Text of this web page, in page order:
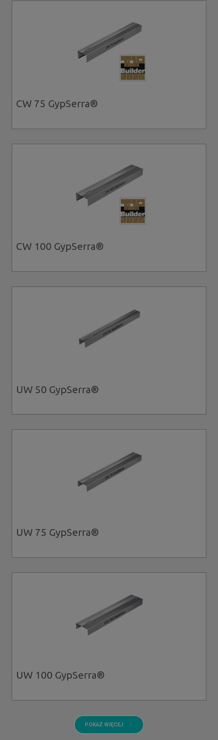
CW 75 GypSerra®
CW 100 GypSerra®
UW 50 GypSerra®
UW 75 GypSerra®
UW 100 GypSerra®
POKAŻ WIĘCEJ